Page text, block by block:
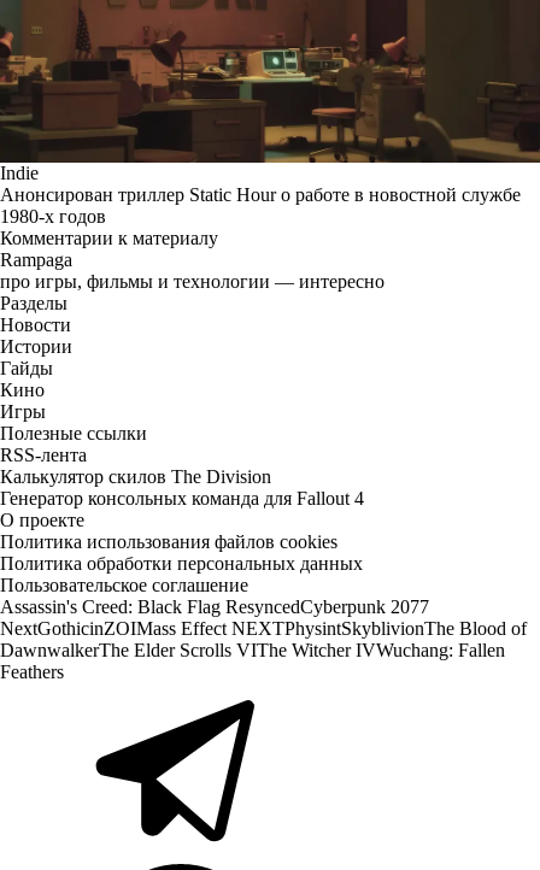
Indie
Анонсирован триллер Static Hour о работе в новостной службе
1980-х годов
Комментарии к материалу
Rampaga
про игры, фильмы и технологии — интересно
Разделы
Новости
Истории
Гайды
Кино
Игры
Полезные ссылки
RSS-лента
Калькулятор скилов The Division
Генератор консольных команда для Fallout 4
О проекте
Политика использования файлов cookies
Политика обработки персональных данных
Пользовательское соглашение
Assassin's Creed: Black Flag ResyncedCyberpunk 2077
NextGothicinZOIMass Effect NEXTPhysintSkyblivionThe Blood of
DawnwalkerThe Elder Scrolls VIThe Witcher IVWuchang: Fallen
Feathers